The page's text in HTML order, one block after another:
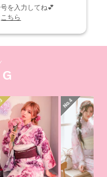
を入力してね💕
こちら
G